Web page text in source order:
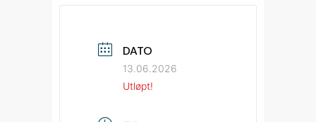
DATO
13.06.2026
Utløpt!